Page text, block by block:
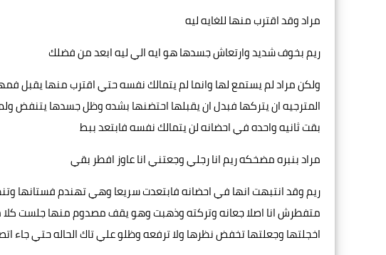
مراد وقد اقترب منها للغايه ليه
ريم بخوف شديد وارتعاش جسدها هو ايه الي ليه ابعد من فضلك
ولكن مراد لم يستمع لها وانما لم يتمالك نفسه حتي اقترب منها يقبل
المترجيه ان يتركها فبدل ان يقبلها احتضنها بشده وظل جسدها يتنفض
بقت ثانيه واحده في احضانه لن يتمالك نفسه فابتعد ببط
مراد بنبره مضخكه ريم انا رجلي وجعتني انا عاوز افطر بقي
ريم وقد انتبهت انها في احضانه فابتعدت سريعا وهي تهندم فستانها
متفطرش انا اصلا جعانه وتركته وذهبت وهو يقف مصدوم منها جلست كلا
اخجلتها وجعلتها تخفض نظرها ولا ترفعه وظلو علي تاك الحاله حتي جاء